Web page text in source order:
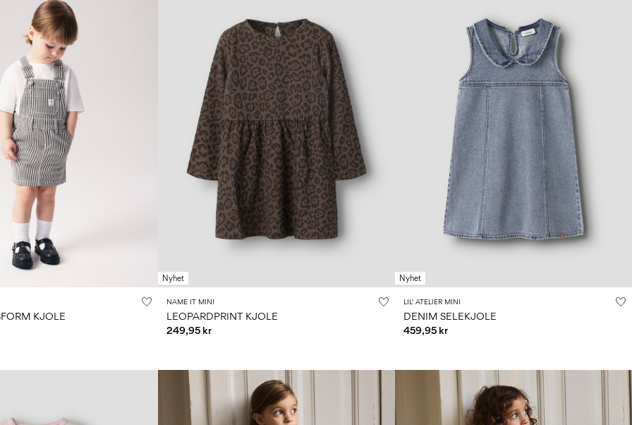
KJOLE
Nyhet
NAME IT MINI
LEOPARDPRINT KJOLE
249,95 kr
Nyhet
LIL' ATELIER MINI
DENIM SELEKJOLE
459,95 kr